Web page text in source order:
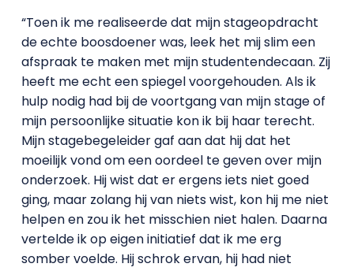
“Toen ik me realiseerde dat mijn stageopdracht
de echte boosdoener was, leek het mij slim een
afspraak te maken met mijn studentendecaan. Zij
heeft me echt een spiegel voorgehouden. Als ik
hulp nodig had bij de voortgang van mijn stage of
mijn persoonlijke situatie kon ik bij haar terecht.
Mijn stagebegeleider gaf aan dat hij dat het
moeilijk vond om een oordeel te geven over mijn
onderzoek. Hij wist dat er ergens iets niet goed
ging, maar zolang hij van niets wist, kon hij me niet
helpen en zou ik het misschien niet halen. Daarna
vertelde ik op eigen initiatief dat ik me erg
somber voelde. Hij schrok ervan, hij had niet